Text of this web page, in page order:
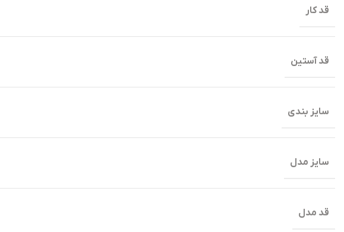
قد کار
قد آستین
سایز بندی
سایز مدل
قد مدل